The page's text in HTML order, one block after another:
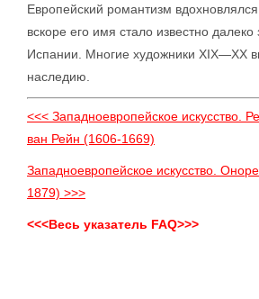
Европейский романтизм
вскоре его имя стало известно
Испании. Многие художники XIX—XX
наследию.
<<< Западноевропейское искусство.
ван Рейн (1606-1669)
Западноевропейское искусство.
1879) >>>
<<<Весь указатель FAQ>>>